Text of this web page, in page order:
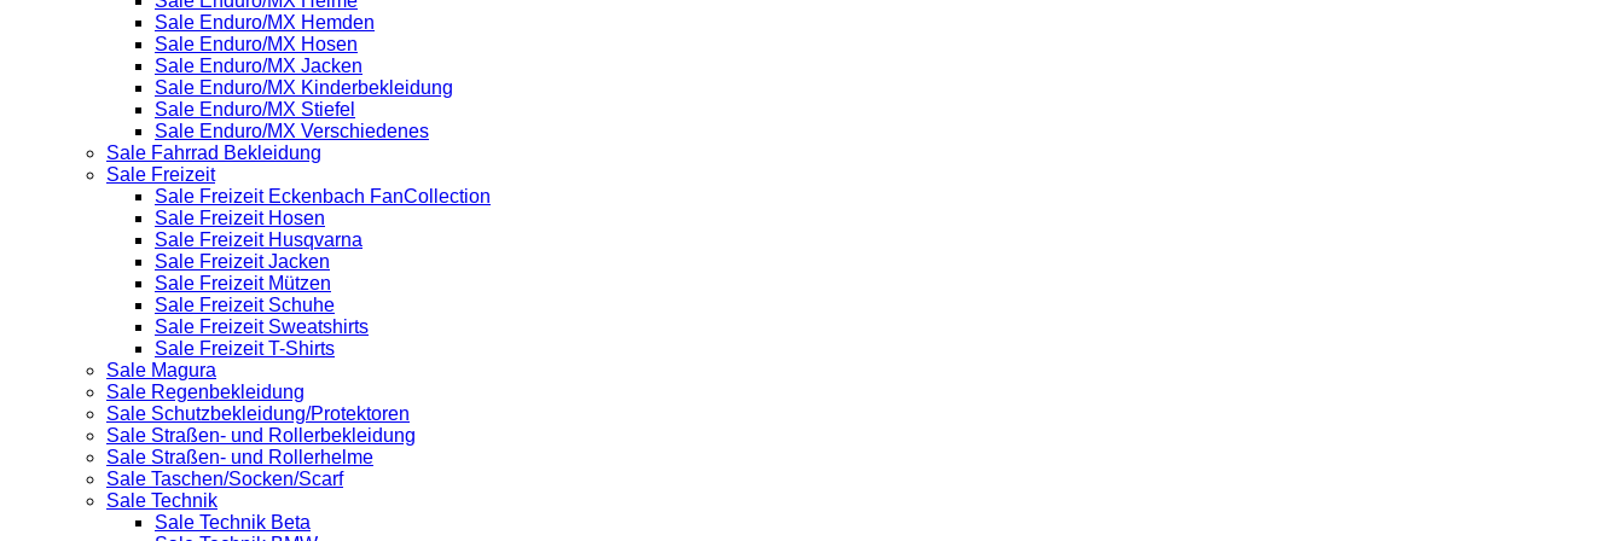
Sale Enduro/MX Hemden
Sale Enduro/MX Hosen
Sale Enduro/MX Jacken
Sale Enduro/MX Kinderbekleidung
Sale Enduro/MX Stiefel
Sale Enduro/MX Verschiedenes
Sale Fahrrad Bekleidung
Sale Freizeit
Sale Freizeit Eckenbach FanCollection
Sale Freizeit Hosen
Sale Freizeit Husqvarna
Sale Freizeit Jacken
Sale Freizeit Mützen
Sale Freizeit Schuhe
Sale Freizeit Sweatshirts
Sale Freizeit T-Shirts
Sale Magura
Sale Regenbekleidung
Sale Schutzbekleidung/Protektoren
Sale Straßen- und Rollerbekleidung
Sale Straßen- und Rollerhelme
Sale Taschen/Socken/Scarf
Sale Technik
Sale Technik Beta